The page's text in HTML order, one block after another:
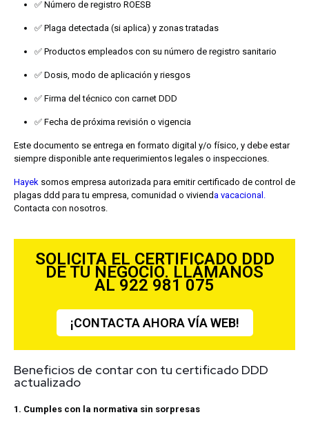
✅ Número de registro ROESB
✅ Plaga detectada (si aplica) y zonas tratadas
✅ Productos empleados con su número de registro sanitario
✅ Dosis, modo de aplicación y riesgos
✅ Firma del técnico con carnet DDD
✅ Fecha de próxima revisión o vigencia
Este documento se entrega en formato digital y/o físico, y debe estar
siempre disponible ante requerimientos legales o inspecciones.
Hayek somos empresa autorizada para emitir certificado de control de
plagas ddd para tu empresa, comunidad o vivienda vacacional.
Contacta con nosotros.
SOLICITA EL CERTIFICADO DDD
DE TU NEGOCIO. LLÁMANOS
AL 922 981 075
¡CONTACTA AHORA VÍA WEB!
Beneficios de contar con tu certificado DDD
actualizado
1. Cumples con la normativa sin sorpresas